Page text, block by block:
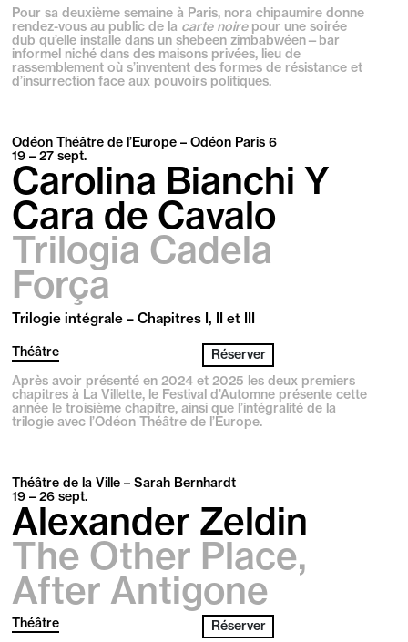
Pour sa deuxième semaine à Paris, nora chipaumire donne
rendez-vous au public de la carte noirepour une soirée
dub qu’elle installe dans un shebeen zimbabwéen—bar
informel niché dans des maisons privées, lieu de
rassemblement où s’inventent des formes de résistance et
d’insurrection face aux pouvoirs politiques.
Odéon Théâtre de l’Europe – Odéon Paris 6
19 – 27sept.
Carolina Bianchi Y
Cara de Cavalo
Trilogia Cadela
Força
Trilogie intégrale – Chapitres I, II et III
Théâtre
Réserver
Après avoir présenté en 2024 et 2025 les deux premiers
chapitres à La Villette, le Festival d’Automne présente cette
année le troisième chapitre, ainsi que l’intégralité de la
trilogie avec l’Odéon Théâtre de l’Europe.
Théâtre de la Ville – Sarah Bernhardt
19 – 26sept.
Alexander Zeldin
The Other Place,
After Antigone
Théâtre
Réserver